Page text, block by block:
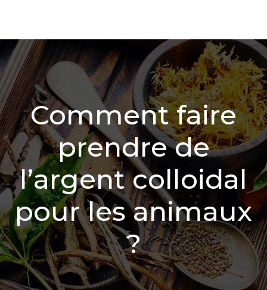
Comment faire
prendre de
l’argent colloidal
pour les animaux
?